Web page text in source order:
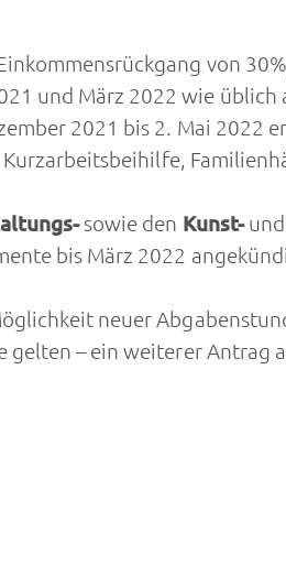
von
und März 2022 wie üblich
2021 bis 2. Mai 2022
sowie den Kunst-und
bis März 2022
neuer
gelten – ein weiterer Antrag